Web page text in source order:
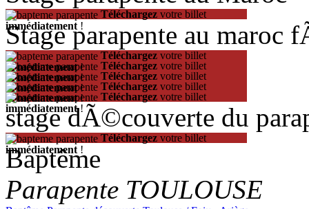
Téléchargez votre billet
immédiatement !
Stage parapente au maroc
Téléchargez votre billet
immédiatement! Téléchargez votre billet
immédiatement! Téléchargez votre billet
immédiatement! Téléchargez votre billet
immédiatement! Téléchargez votre billet
immédiatement!
stage dÃ©couverte du
Téléchargez votre billet
immédiatement !
Baptême
Parapente TOULOUSE